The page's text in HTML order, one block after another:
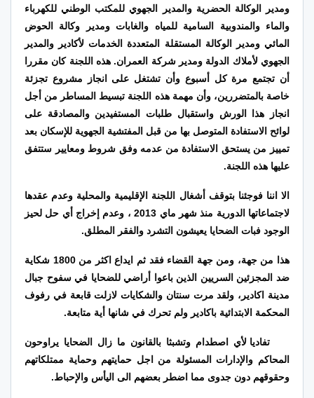
ومدير الوكالة الحضرية والمدير الجهوي للمكتب الوطني للكهرباء
والماء والمندوبية السامية للمياه والغابات ومدير وكالة الحوض
المائي ومدير الوكالة المستقلة المتعددة الخدمات لأكادير والمدير
الجهوي لأملاك الدولة ومدير شركة العمران. هذه اللجنة كان مقررا
أن تجتمع مرة كل أسبوع وأن تشتغل على انجاز مشروع تجزئة
خاصة بالمتضررين، وأن مهمة هذه اللجنة تبسيط المساطر من أجل
انجاز هذا الورش واستقبال طلبات المستفيدين والمصادقة على
لوائح الاستفادة المتوصل بها من قبل المفتشية الجهوية للإسكان بعد
تمييز من يستحق الاستفادة من عدمه وفق شروط ومعايير ستتفق
عليها هذه اللجنة.
الا اننا فوجئنا بتوقف أشغال اللجنة الإقليمية والمحلية وعدم عقدها
لاجتماعاتها الدورية منذ شهر ماي 2013 ، وعدم إخراج أي حل لحيز
الوجود فبات الضحايا يعيشون التشرد والفقر المطلق.
هذا من جهة، ومن جهة القضاء فقد ثم ايداع اكثر من 1800 شكاية
ضد المجزئين السريين الذين باعوا أراضي للضحايا في سفوح جبال
مدينة اكادير، ولقد مرت سنتان والشكايات لازلت قابعة في رفوف
المحكمة الابتدائية باكادير ولم تحرك في شانها أية متابعة.
تفاديا لأي اصطدام وتشبثا بالقانون ما زال الضحايا يراوحون
المحاكم والإدارات المسئولة من اجل حمايتهم وحماية ممتلكاتهم
وحقوقهم دون جدوى مما اضطر بعضهم الى اليأس والإحباط.